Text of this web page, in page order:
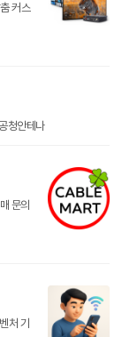
커스
청안테나
문의
처 기